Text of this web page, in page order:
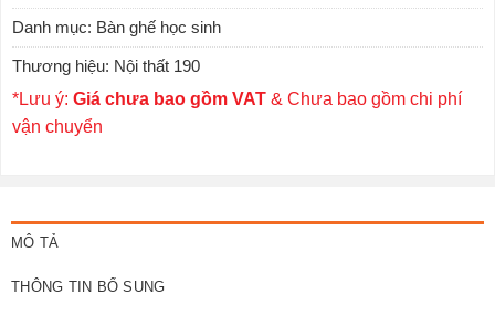
Danh mục: Bàn ghế học sinh
Thương hiệu: Nội thất 190
*Lưu ý: Giá chưa bao gồm VAT & Chưa bao gồm chi phí
vận chuyển
MÔ TẢ
THÔNG TIN BỔ SUNG